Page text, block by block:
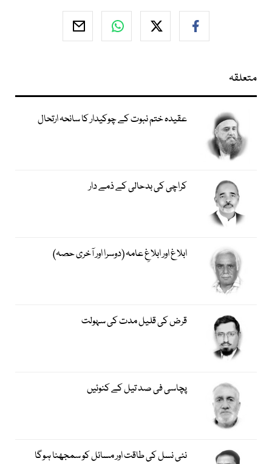
متعلقہ
عقیدہ ختم نبوت کے چوکیدار کا سانحہ ارتحال
کراچی کی بدحالی کے ذمے دار
ابلاغ اور ابلاغِ عامہ (دوسرا اور آخری حصہ)
قرض کی قلیل مدت کی سہولت
پچاسی فی صد تیل کے کنوئیں
نئی نسل کی طاقت اور مسائل کو سمجھنا ہوگا